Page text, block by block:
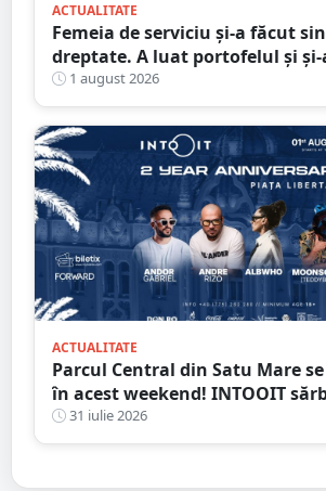
ACTUALITATE
Femeia de serviciu și-a făcut
dreptate. A luat portofelul și și-
de lei: „Ăștia mi se cuvin, sunt
curățenie”
1 august 2026
ACTUALITATE
Parcul Central din Satu Mare
în acest weekend! INTOOIT
ani printr-un eveniment
31 iulie 2026